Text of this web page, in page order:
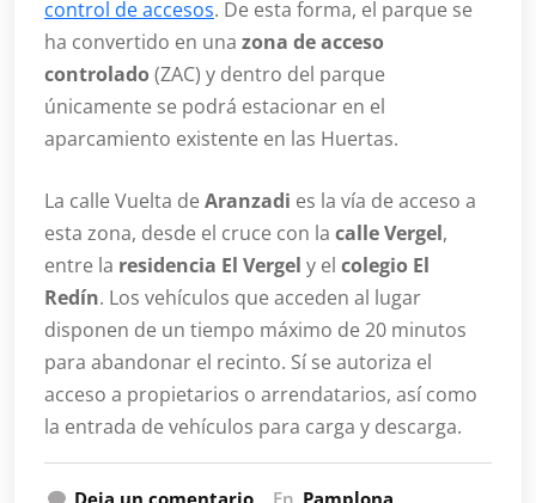
control de accesos. De esta forma, el parque se
ha convertido en una zona de acceso
controlado(ZAC) y dentro del parque
únicamente se podrá estacionar en el
aparcamiento existente en las Huertas.
La calle Vuelta de Aranzadi es la vía de acceso a
esta zona, desde el cruce con la calle Vergel,
entre la residencia El Vergel y el colegio El
Redín. Los vehículos que acceden al lugar
disponen de un tiempo máximo de 20 minutos
para abandonar el recinto. Sí se autoriza el
acceso a propietarios o arrendatarios, así como
la entrada de vehículos para carga y descarga.
Deja un comentario En Pamplona